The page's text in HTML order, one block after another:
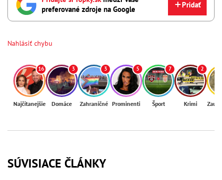
preferované zdroje na Google
Pridať
Nahlásiť chybu
16
Najčítanejšie
3
Domáce
3
Zahraničné
5
Prominenti
7
Šport
2
Krimi
SÚVISIACE ČLÁNKY